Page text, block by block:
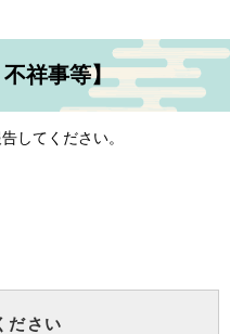
不祥事等】
してください。
ださい